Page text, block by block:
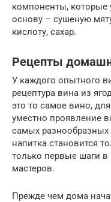
компоненты,
основу – сушеную
кислоту, сахар.
Рецепты
У каждого опытного
рецептура вина из
это то самое вино,
уместно проявление
самых разнообразных
напитка становится
только первые шаги в
мастеров.
Прежде чем дома